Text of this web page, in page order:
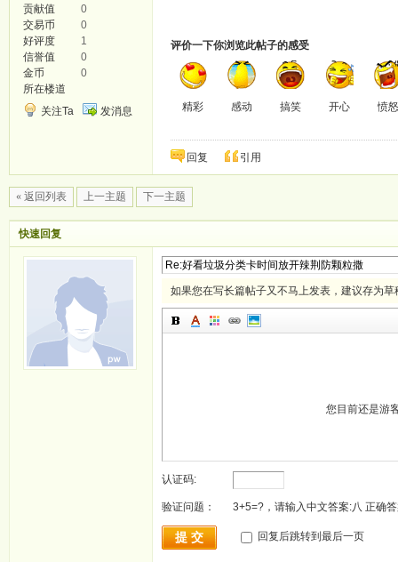
贡献值
0
交易币
0
好评度
1
信誉值
0
金币
0
所在楼道
关注Ta
发消息
评价一下你浏览此帖子的感受
精彩 感动 搞笑 开心 愤怒
回复 引用
« 返回列表 上一主题 下一主题
快速回复
您目前还是游
如果您在写长篇帖子又不马上发表，建议存为草
认证码:
验证问题： 3+5=?，请输入中文答案:八 正确
提 交 回复后跳转到最后一页